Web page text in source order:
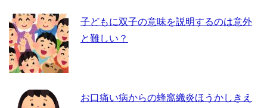
子どもに双子の意味を説明するのは意外
と難しい？
お口痛い病からの蜂窩織炎ほうかしきえ